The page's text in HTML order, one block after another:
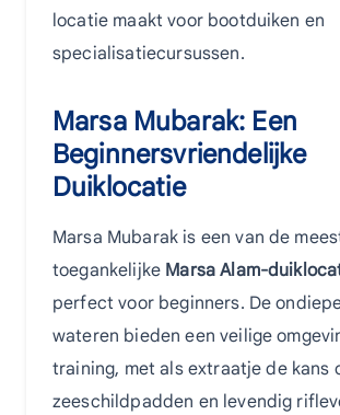
locatie maakt voor bootduiken en
specialisatiecursussen.
Marsa Mubarak: Een
Beginnersvriendelijke
Duiklocatie
Marsa Mubarak is een van de
toegankelijke Marsa Alam-
perfect voor beginners. De
wateren bieden een veilige
training, met als extraatje de kans
zeeschildpadden en levendig